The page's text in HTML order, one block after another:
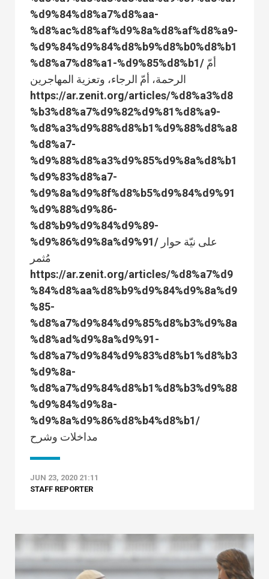
%d9%84%d8%a7%d8%aa-
%d8%ac%d8%af%d9%8a%d8%af%d8%a9-
%d9%84%d9%84%d8%b9%d8%b0%d8%b1
%d8%a7%d8%a1-%d9%85%d8%b1/ أمّ
الرحمة، أمّ الرجاء، وتعزية المهاجرين
https://ar.zenit.org/articles/%d8%a3%d8
%b3%d8%a7%d9%82%d9%81%d8%a9-
%d8%a3%d9%88%d8%b1%d9%88%d8%a8
%d8%a7-
%d9%88%d8%a3%d9%85%d9%8a%d8%b1
%d9%83%d8%a7-
%d9%8a%d9%8f%d8%b5%d9%84%d9%91
%d9%88%d9%86-
%d8%b9%d9%84%d9%89-
%d9%86%d9%8a%d9%91/ على نيّة حوار
مُثمر
https://ar.zenit.org/articles/%d8%a7%d9
%84%d8%aa%d8%b9%d9%84%d9%8a%d9
%85-
%d8%a7%d9%84%d9%85%d8%b3%d9%8a
%d8%ad%d9%8a%d9%91-
%d8%a7%d9%84%d9%83%d8%b1%d8%b3
%d9%8a-
%d8%a7%d9%84%d8%b1%d8%b3%d9%88
%d9%84%d9%8a-
%d9%8a%d9%86%d8%b4%d8%b1/
JUN 23, 2020 21:11
STAFF REPORTER